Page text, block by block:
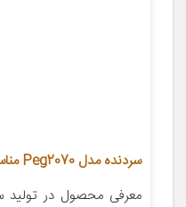
سردنده مدل Peg2070 مناسب برای پژو 206
معرفی محصول در تولید